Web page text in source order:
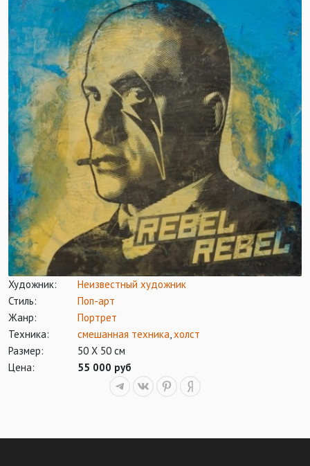
Художник:
Неизвестный художник
Стиль:
Поп-арт
Жанр:
Портрет
Техника:
смешанная техника,холст
Размер:
50 Х 50 см
Цена:
55 000 руб